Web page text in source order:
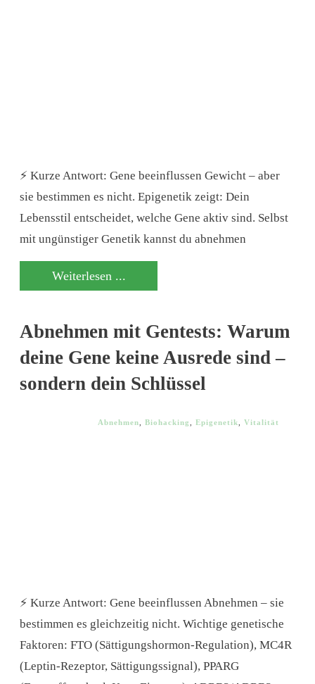
⚡ Kurze Antwort: Gene beeinflussen Gewicht – aber
sie bestimmen es nicht. Epigenetik zeigt: Dein
Lebensstil entscheidet, welche Gene aktiv sind. Selbst
mit ungünstiger Genetik kannst du abnehmen
Weiterlesen ...
Abnehmen mit Gentests: Warum
deine Gene keine Ausrede sind –
sondern dein Schlüssel
Abnehmen Biohacking Epigenetik Vitalität
⚡ Kurze Antwort: Gene beeinflussen Abnehmen – sie
bestimmen es gleichzeitig nicht. Wichtige genetische
Faktoren: FTO (Sättigungshormon-Regulation), MC4R
(Leptin-Rezeptor, Sättigungssignal), PPARG